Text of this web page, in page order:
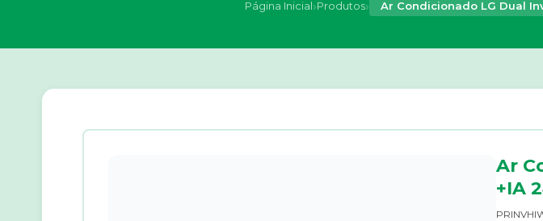
Página Inicial›Produtos› Ar Condicionado LG Dual
Ar
+IA